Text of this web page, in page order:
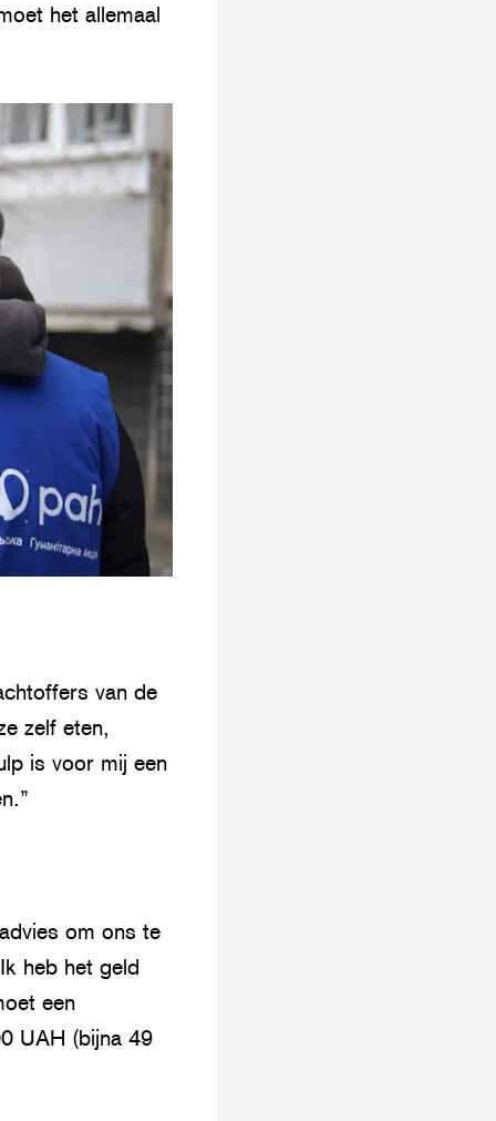
het allemaal
van de
zelf eten,
is voor mij een
om ons te
heb het geld
een
UAH (bijna 49